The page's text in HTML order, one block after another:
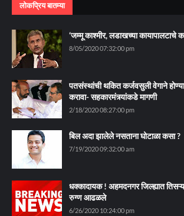
लोकप्रिय बातम्या
‘जम्मू काश्मीर, लडाखच्या कायापालटाचे
8/05/2020 07:32:00 pm
पतसंस्थांची थकित कर्जवसुली वेगाने
करावा- सहकारमंत्र्यांकडे मागणी
2/18/2020 08:27:00 pm
बिल अदा झालेले नसताना घोटाळा कसा ?
7/19/2020 09:32:00 am
धक्कादायक ! अहमदनगर जिल्ह्यात
रुग्ण आढळले
6/26/2020 10:24:00 pm